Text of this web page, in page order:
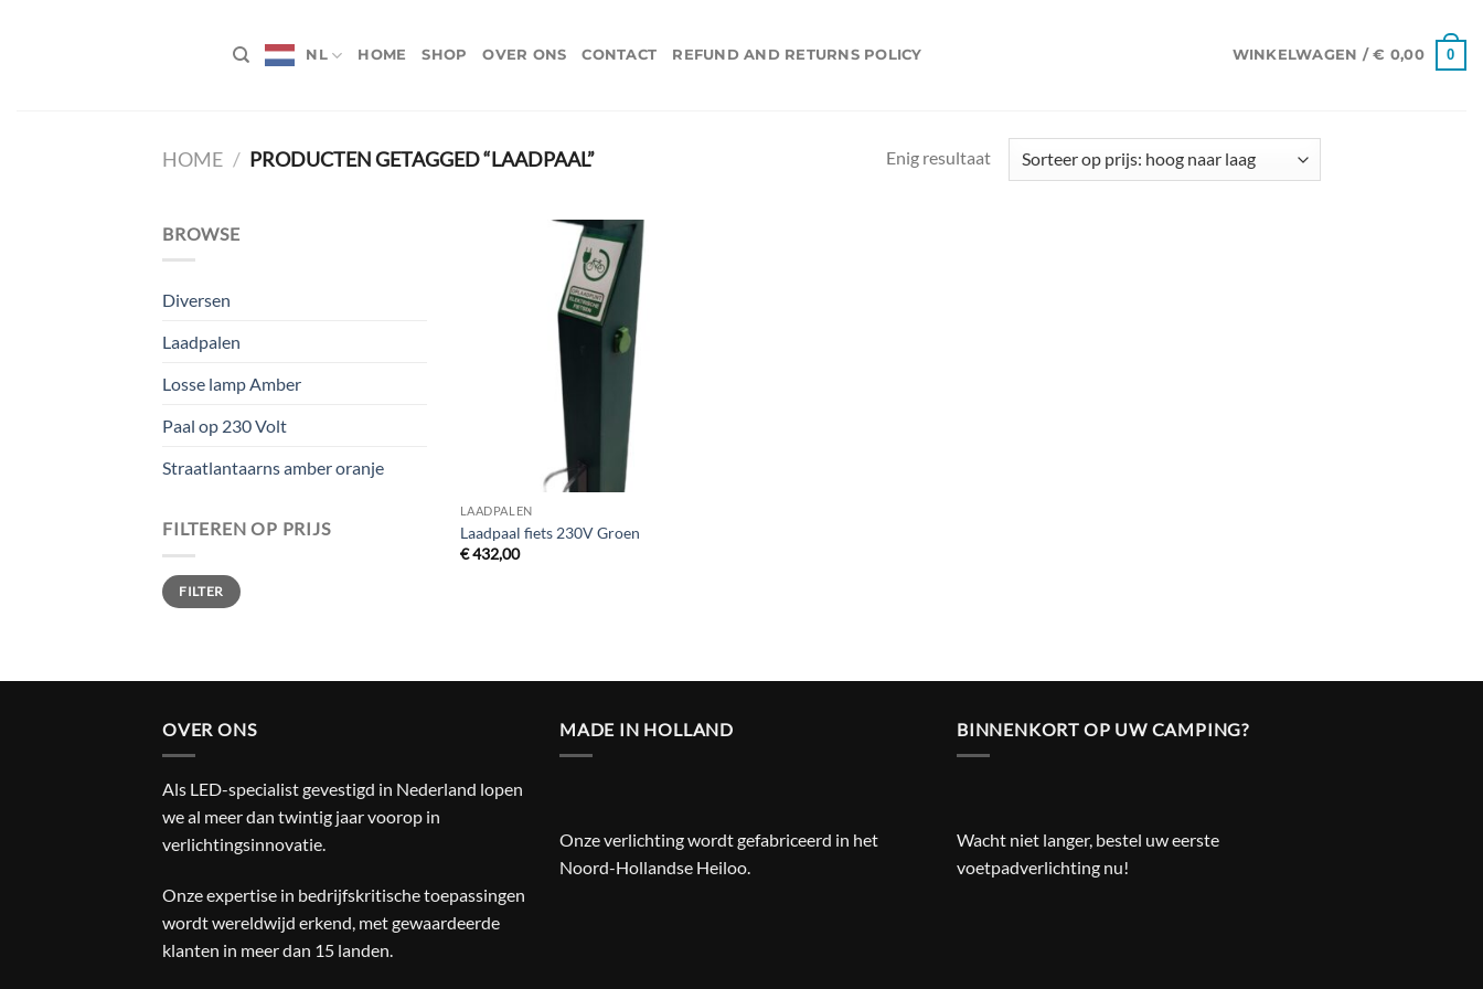
NL HOME SHOP OVER ONS CONTACT REFUND AND RETURNS POLICY WINKELWAGEN /€ 0,00 0
HOME / PRODUCTEN GETAGGED “LAADPAAL” Enig resultaat
BROWSE
Diversen
Laadpalen
Losse lamp Amber
Paal op 230 Volt
Straatlantaarns amber oranje
FILTEREN OP PRIJS
Min.
prijs
Max.
prijsFILTER
LAADPALEN
Laadpaal fiets 230V Groen
€432,00
OVER ONS
Als LED-specialist gevestigd in Nederland lopen
we al meer dan twintig jaar voorop in
verlichtingsinnovatie.
Onze expertise in bedrijfskritische toepassingen
wordt wereldwijd erkend, met gewaardeerde
klanten in meer dan 15 landen.
MADE IN HOLLAND
Onze verlichting wordt gefabriceerd in het
Noord-Hollandse Heiloo.
BINNENKORT OP UW CAMPING?
Wacht niet langer, bestel uw eerste
voetpadverlichting nu!